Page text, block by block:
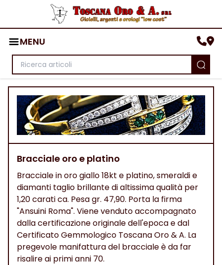
MENU
Bracciale oro e platino
Bracciale in oro giallo 18kt e platino, smeraldi e
diamanti taglio brillante di altissima qualità per
1,20 carati ca. Pesa gr. 47,90. Porta la firma
"Ansuini Roma". Viene venduto accompagnato
dalla certificazione originale dell'epoca e dal
Certificato Gemmologico Toscana Oro & A. La
pregevole manifattura del bracciale è da far
risalire ai primi anni 70.